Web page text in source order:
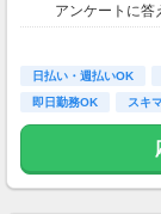
・案件数 ：10
・謝礼金 ：
保険相談・ク
アンケートに回
アンケートに
日払い・週払いOK
即日勤務OK
スキ